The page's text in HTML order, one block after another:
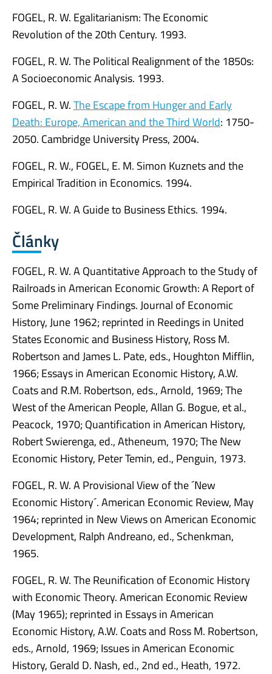
FOGEL, R. W. Egalitarianism: The Economic
Revolution of the 20th Century. 1993.
FOGEL, R. W. The Political Realignment of the 1850s:
A Socioeconomic Analysis. 1993.
FOGEL, R. W.The Escape from Hunger and Early
Death: Europe, American and the Third World: 1750-
2050. Cambridge University Press, 2004.
FOGEL, R. W., FOGEL, E. M. Simon Kuznets and the
Empirical Tradition in Economics. 1994.
FOGEL, R. W. A Guide to Business Ethics. 1994.
Články
FOGEL, R. W. A Quantitative Approach to the Study of
Railroads in American Economic Growth: A Report of
Some Preliminary Findings. Journal of Economic
History, June 1962; reprinted in Reedings in United
States Economic and Business History, Ross M.
Robertson and James L. Pate, eds., Houghton Mifflin,
1966; Essays in American Economic History, A.W.
Coats and R.M. Robertson, eds., Arnold, 1969; The
West of the American People, Allan G. Bogue, et al.,
Peacock, 1970; Quantification in American History,
Robert Swierenga, ed., Atheneum, 1970; The New
Economic History, Peter Temin, ed., Penguin, 1973.
FOGEL, R. W. A Provisional View of the ´New
Economic History´. American Economic Review, May
1964; reprinted in New Views on American Economic
Development, Ralph Andreano, ed., Schenkman,
1965.
FOGEL, R. W. The Reunification of Economic History
with Economic Theory. American Economic Review
(May 1965); reprinted in Essays in American
Economic History, A.W. Coats and Ross M. Robertson,
eds., Arnold, 1969; Issues in American Economic
History, Gerald D. Nash, ed., 2nd ed., Heath, 1972.